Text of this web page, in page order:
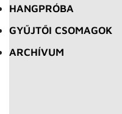
HANGPRÓBA
GYŰJTŐI CSOMAGOK
ARCHÍVUM